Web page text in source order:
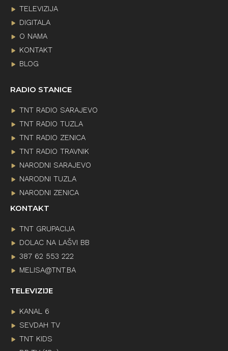
TELEVIZIJA
DIGITALA
O NAMA
KONTAKT
BLOG
RADIO STANICE
TNT RADIO SARAJEVO
TNT RADIO TUZLA
TNT RADIO ZENICA
TNT RADIO TRAVNIK
NARODNI SARAJEVO
NARODNI TUZLA
NARODNI ZENICA
KONTAKT
TNT GRUPACIJA
DOLAC NA LAŠVI BB
387 62 553 222
MELISA@TNT.BA
TELEVIZIJE
KANAL 6
SEVDAH TV
TNT KIDS